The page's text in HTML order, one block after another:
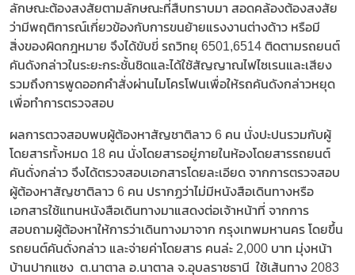
ลักษณะต้องสงสัยตามลักษณะที่สืบทราบมา สอดคล้องต้องสงสัย
ว่ามีพฤติการณ์เกี่ยวข้องกับการขนย้ายแรงงานต่างด้าว หรือมี
สิ่งของผิดกฎหมาย จึงได้ขับขี่ รถวิทยุ 6501,6514 ติดตามรถยนต์
คันดังกล่าวในระยะกระชั้นชิดและได้ใช้สัญญาณไฟไซเรนและเสียง
รวมถึงการพูดออกคำสั่งผ่านไมโครโฟนเพื่อให้รถคันดังกล่าวหยุด
เพื่อทำการตรวจสอบ
ผลการตวจสอบพบผู้ต้องหาสัญชาติลาว 6 คน นั่งปะปนรวมกับผู้
โดยสารทั้งหมด 18 คน นั่งโดยสารอยู่ภายในห้องโดยสารรถยนต์
คันดั่งกล่าว จึงได้ตรวจสอบเอกสารโดยละเอียด จากการตรวจสอบ
ผู้ต้องหาสัญชาติลาว 6 คน ปรากฏว่าไม่มีหนังสือเดินทางหรือ
เอกสารใช้แทนหนังสือเดินทางมาแสดงต่อเจ้าหน้าที่ จากการ
สอบถามผู้ต้องหาให้การว่าเดินทางมาจาก กรุงเทพมหานคร โดยขึ้น
รถยนต์คันดั่งกล่าว และจ่ายค่าโดยสาร คนล่ะ 2,000 บาท มุ่งหน้า
บ้านปากแซง ต.นาตาล อ.นาตาล จ.อุบลราชธานี ใช้เส้นทาง 2083